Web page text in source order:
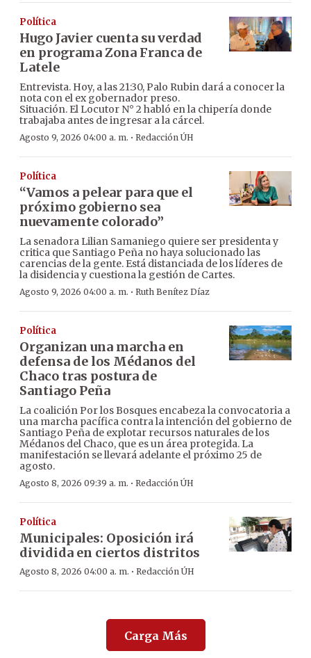
Política
Hugo Javier cuenta su verdad
en programa Zona Franca de
Latele
Entrevista. Hoy, a las 21:30, Palo Rubin dará a conocer la
nota con el ex gobernador preso.
Situación. El Locutor N° 2 habló en la chipería donde
trabajaba antes de ingresar a la cárcel.
Agosto 9, 2026 04:00 a. m. · Redacción ÚH
Política
“Vamos a pelear para que el
próximo gobierno sea
nuevamente colorado”
La senadora Lilian Samaniego quiere ser presidenta y
critica que Santiago Peña no haya solucionado las
carencias de la gente. Está distanciada de los líderes de
la disidencia y cuestiona la gestión de Cartes.
Agosto 9, 2026 04:00 a. m. · Ruth Benítez Díaz
Política
Organizan una marcha en
defensa de los Médanos del
Chaco tras postura de
Santiago Peña
La coalición Por los Bosques encabeza la convocatoria a
una marcha pacífica contra la intención del gobierno de
Santiago Peña de explotar recursos naturales de los
Médanos del Chaco, que es un área protegida. La
manifestación se llevará adelante el próximo 25 de
agosto.
Agosto 8, 2026 09:39 a. m. · Redacción ÚH
Política
Municipales: Oposición irá
dividida en ciertos distritos
Agosto 8, 2026 04:00 a. m. · Redacción ÚH
Carga Más